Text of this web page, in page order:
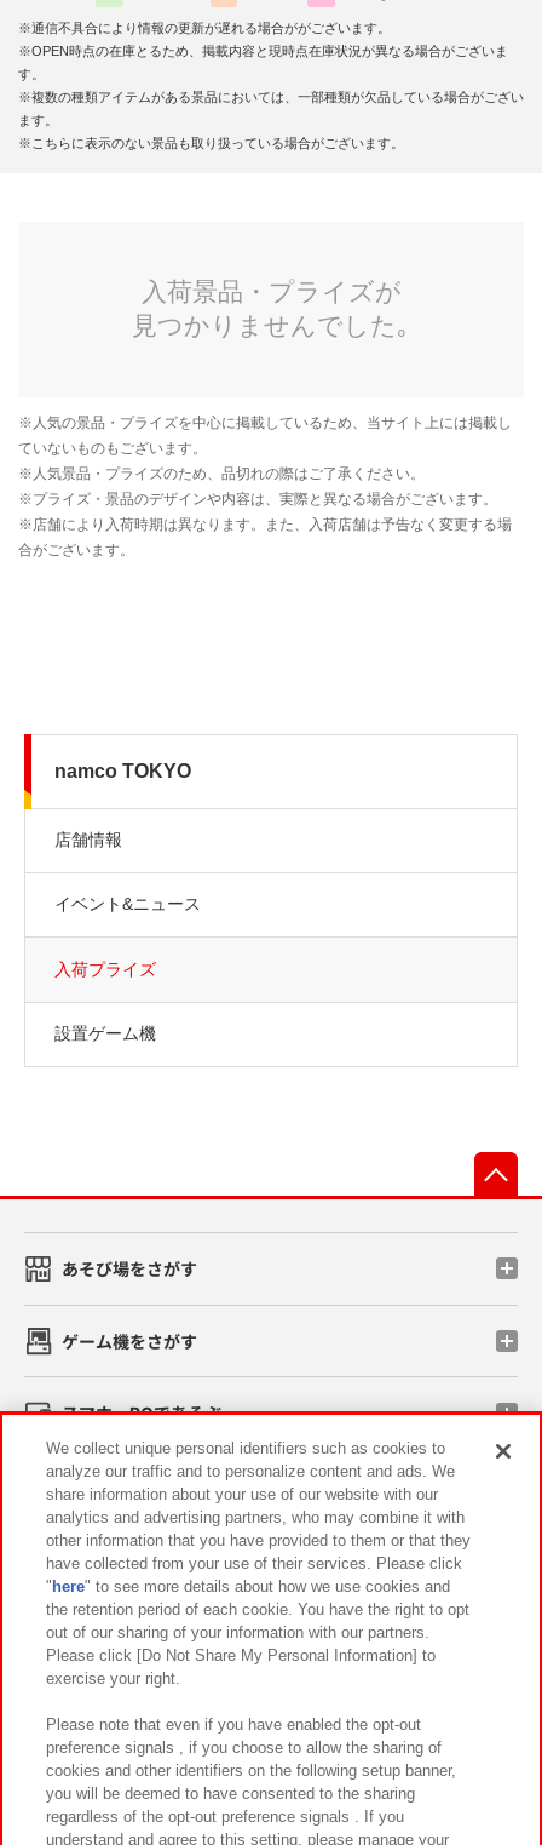
※通信不具合により情報の更新が遅れる場合ががございます。
※OPEN時点の在庫とるため、掲載内容と現時点在庫状況が異なる場合がございま
す。
※複数の種類アイテムがある景品においては、一部種類が欠品している場合がござい
ます。
※こちらに表示のない景品も取り扱っている場合がございます。
namco TOKYO
店舗情報
イベント&ニュース
入荷プライズ
設置ゲーム機
あそび場をさがす
ゲーム機をさがす
スマホ・PCであそぶ
イベント・キャンペーン
関連会社 サステナビリティ サイトポリシー
プライバシーポリシー ウェブアクセシビリティ方針と検証結果
お取引先さまとともに
カスタマーハラスメント対応方針 よくあるご質問・お問い合わせ
We collect unique personal identifiers such as cookies to
analyze our traffic and to personalize content and ads. We
share information about your use of our website with our
analytics and advertising partners, who may combine it with
other information that you have provided to them or that they
have collected from your use of their services. Please click
" here" to see more details about how we use cookies and
the retention period of each cookie. You have the right to opt
out of our sharing of your information with our partners.
Please click [Do Not Share My Personal Information] to
exercise your right.
Please note that even if you have enabled the opt-out
preference signals , if you choose to allow the sharing of
cookies and other identifiers on the following setup banner,
you will be deemed to have consented to the sharing
regardless of the opt-out preference signals . If you
understand and agree to this setting, please manage your